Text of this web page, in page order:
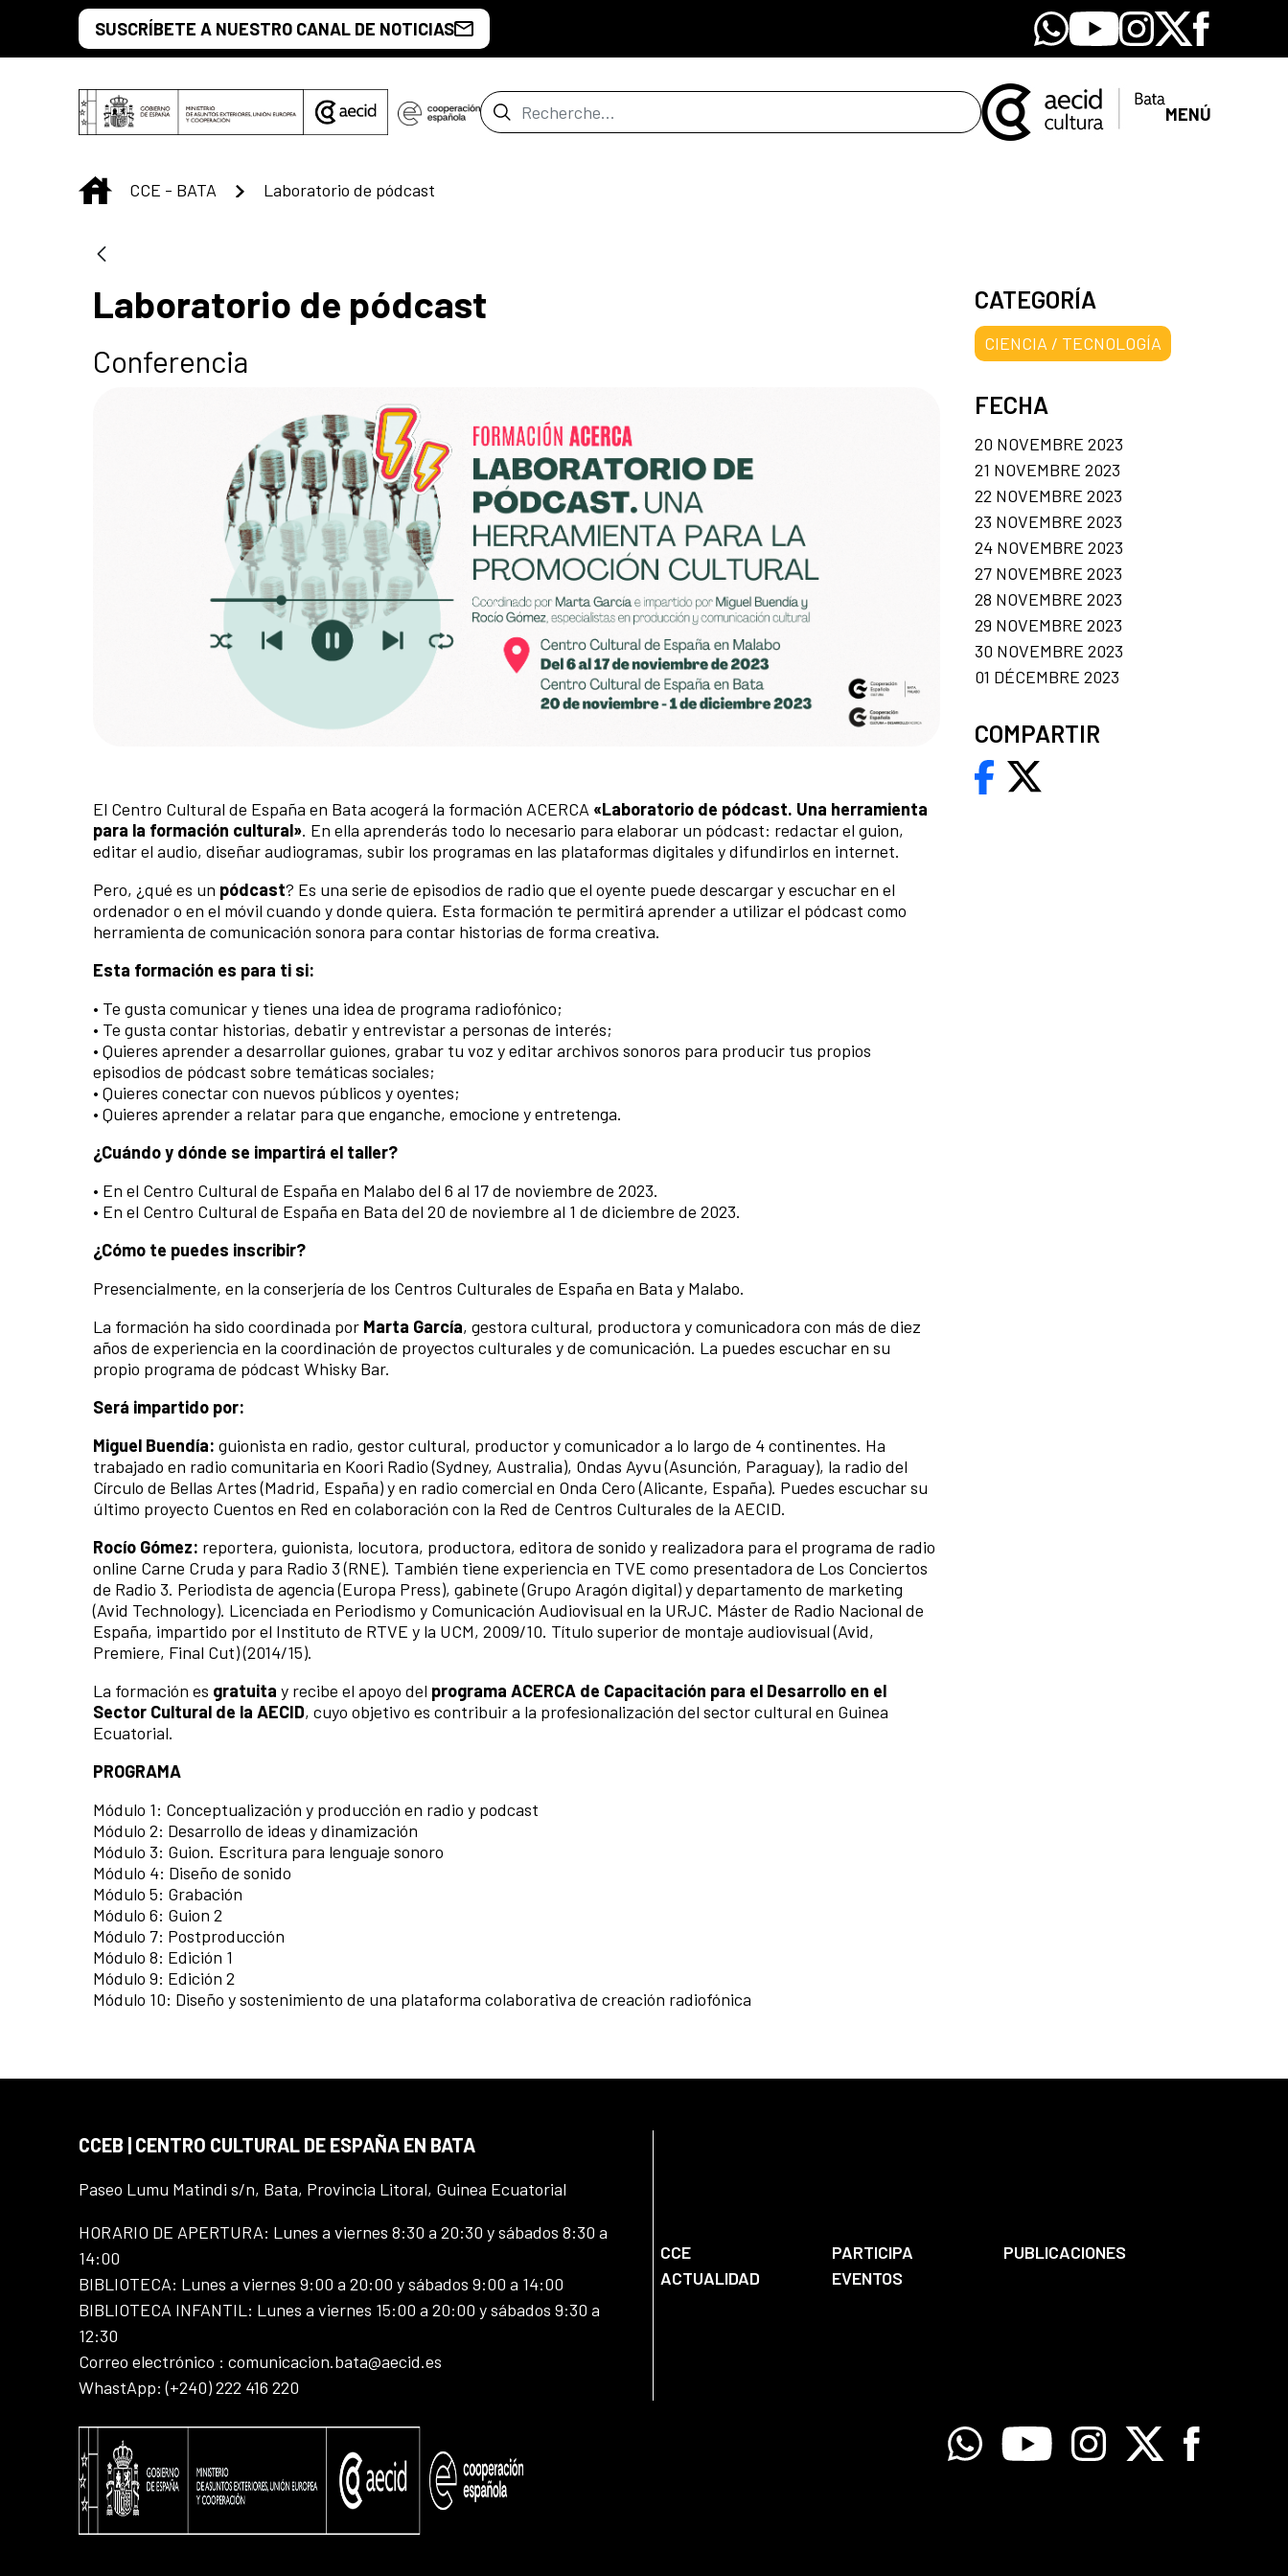
Saut au contenu principal
SUSCRÍBETE A NUESTRO CANAL DE NOTICIAS Whatsapp
YoutubeInstagram
X Facebook
Barre de recherche MENÚ
INICIO
CCE - BATA Laboratorio de pódcast
Laboratorio de pódcast
Conferencia
El Centro Cultural de España en Bata acogerá la formación ACERCA «Laboratorio de pódcast. Una herramienta
para la formación cultural». En ella aprenderás todo lo necesario para elaborar un pódcast: redactar el guion,
editar el audio, diseñar audiogramas, subir los programas en las plataformas digitales y difundirlos en internet.
Pero, ¿qué es un pódcast? Es una serie de episodios de radio que el oyente puede descargar y escuchar en el
ordenador o en el móvil cuando y donde quiera. Esta formación te permitirá aprender a utilizar el pódcast como
herramienta de comunicación sonora para contar historias de forma creativa.
Esta formación es para ti si:
• Te gusta comunicar y tienes una idea de programa radiofónico;
• Te gusta contar historias, debatir y entrevistar a personas de interés;
• Quieres aprender a desarrollar guiones, grabar tu voz y editar archivos sonoros para producir tus propios
episodios de pódcast sobre temáticas sociales;
• Quieres conectar con nuevos públicos y oyentes;
• Quieres aprender a relatar para que enganche, emocione y entretenga.
¿Cuándo y dónde se impartirá el taller?
• En el Centro Cultural de España en Malabo del 6 al 17 de noviembre de 2023.
• En el Centro Cultural de España en Bata del 20 de noviembre al 1 de diciembre de 2023.
¿Cómo te puedes inscribir?
Presencialmente, en la conserjería de los Centros Culturales de España en Bata y Malabo.
La formación ha sido coordinada por Marta García, gestora cultural, productora y comunicadora con más de diez
años de experiencia en la coordinación de proyectos culturales y de comunicación. La puedes escuchar en su
propio programa de pódcast Whisky Bar.
Será impartido por:
Miguel Buendía: guionista en radio, gestor cultural, productor y comunicador a lo largo de 4 continentes. Ha
trabajado en radio comunitaria en Koori Radio (Sydney, Australia), Ondas Ayvu (Asunción, Paraguay), la radio del
Círculo de Bellas Artes (Madrid, España) y en radio comercial en Onda Cero (Alicante, España). Puedes escuchar su
último proyecto Cuentos en Red en colaboración con la Red de Centros Culturales de la AECID.
Rocío Gómez: reportera, guionista, locutora, productora, editora de sonido y realizadora para el programa de radio
online Carne Cruda y para Radio 3 (RNE). También tiene experiencia en TVE como presentadora de Los Conciertos
de Radio 3. Periodista de agencia (Europa Press), gabinete (Grupo Aragón digital) y departamento de marketing
(Avid Technology). Licenciada en Periodismo y Comunicación Audiovisual en la URJC. Máster de Radio Nacional de
España, impartido por el Instituto de RTVE y la UCM, 2009/10. Título superior de montaje audiovisual (Avid,
Premiere, Final Cut) (2014/15).
La formación es gratuita y recibe el apoyo del programa ACERCA de Capacitación para el Desarrollo en el
Sector Cultural de la AECID, cuyo objetivo es contribuir a la profesionalización del sector cultural en Guinea
Ecuatorial.
PROGRAMA
Módulo 1: Conceptualización y producción en radio y podcast
Módulo 2: Desarrollo de ideas y dinamización
Módulo 3: Guion. Escritura para lenguaje sonoro
Módulo 4: Diseño de sonido
Módulo 5: Grabación
Módulo 6: Guion 2
Módulo 7: Postproducción
Módulo 8: Edición 1
Módulo 9: Edición 2
Módulo 10: Diseño y sostenimiento de una plataforma colaborativa de creación radiofónica
CATEGORÍA
CIENCIA / TECNOLOGÍA
FECHA
20 NOVEMBRE 2023
21 NOVEMBRE 2023
22 NOVEMBRE 2023
23 NOVEMBRE 2023
24 NOVEMBRE 2023
27 NOVEMBRE 2023
28 NOVEMBRE 2023
29 NOVEMBRE 2023
30 NOVEMBRE 2023
01 DÉCEMBRE 2023
COMPARTIR
CCEB | CENTRO CULTURAL DE ESPAÑA EN BATA
Paseo Lumu Matindi s/n, Bata, Provincia Litoral, Guinea Ecuatorial
HORARIO DE APERTURA: Lunes a viernes 8:30 a 20:30 y sábados 8:30 a
14:00
BIBLIOTECA: Lunes a viernes 9:00 a 20:00 y sábados 9:00 a 14:00
BIBLIOTECA INFANTIL: Lunes a viernes 15:00 a 20:00 y sábados 9:30 a
12:30
Correo electrónico : comunicacion.bata@aecid.es
WhastApp: (+240) 222 416 220
CCE PARTICIPA
PUBLICACIONES
ACTUALIDAD
EVENTOS
WhatsappYoutube Instagram
X Facebook